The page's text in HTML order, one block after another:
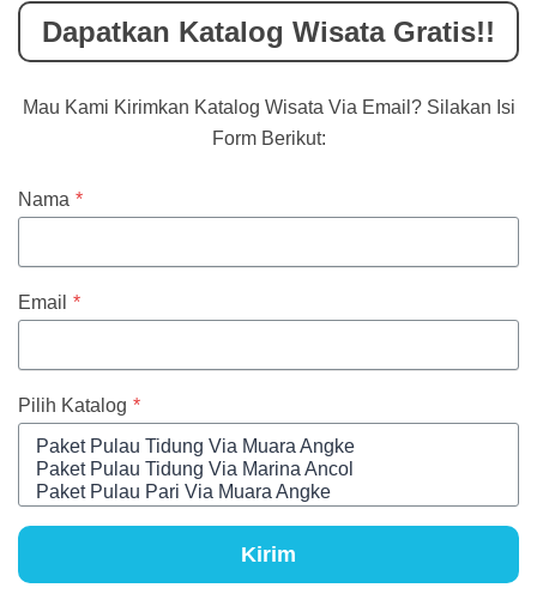
Dapatkan Katalog Wisata Gratis!!
Mau Kami Kirimkan Katalog Wisata Via Email? Silakan Isi
Form Berikut:
Nama *
Email *
Pilih Katalog *
Kirim